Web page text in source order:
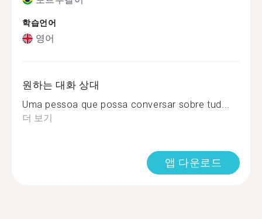
학습언어
영어
원하는 대화 상대
Uma pessoa que possa conversar sobre tud...
더 보기
앱 다운로드